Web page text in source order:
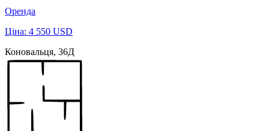
Оренда
Ціна: 4 550 USD
Коновальця, 36Д